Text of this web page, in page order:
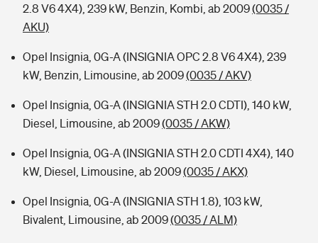
2.8 V6 4X4), 239 kW, Benzin, Kombi, ab 2009(0035 /
AKU)
Opel Insignia, 0G-A (INSIGNIA OPC 2.8 V6 4X4), 239
kW, Benzin, Limousine, ab 2009(0035 / AKV)
Opel Insignia, 0G-A (INSIGNIA STH 2.0 CDTI), 140 kW,
Diesel, Limousine, ab 2009(0035 / AKW)
Opel Insignia, 0G-A (INSIGNIA STH 2.0 CDTI 4X4), 140
kW, Diesel, Limousine, ab 2009(0035 / AKX)
Opel Insignia, 0G-A (INSIGNIA STH 1.8), 103 kW,
Bivalent, Limousine, ab 2009(0035 / ALM)